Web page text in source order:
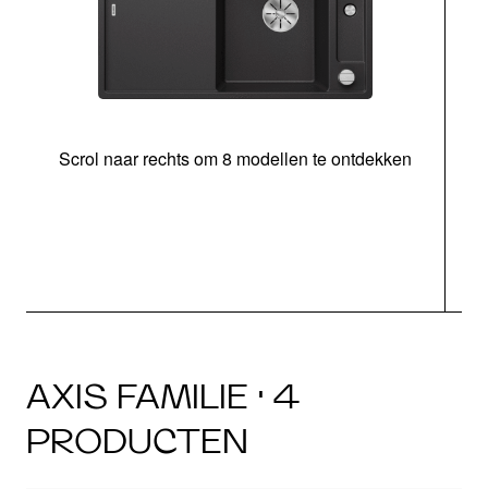
Scrol naar rechts om 8 modellen te ontdekken
AXIS FAMILIE · 4
PRODUCTEN